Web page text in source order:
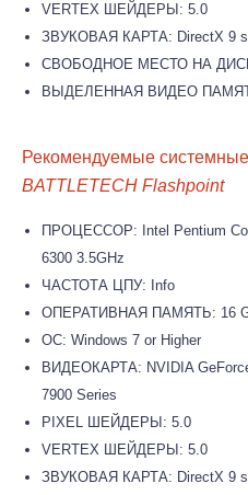
VERTEX ШЕЙДЕРЫ: 5.0
ЗВУКОВАЯ КАРТА: DirectX 9
СВОБОДНОЕ МЕСТО НА
ВЫДЕЛЕННАЯ ВИДЕО
Рекомендуемые
BATTLETECH Flashpoint
ПРОЦЕССОР: Intel Pentium
6300 3.5GHz
ЧАСТОТА ЦПУ: Info
ОПЕРАТИВНАЯ ПАМЯТЬ: 16
ОС: Windows 7 or Higher
ВИДЕОКАРТА: NVIDIA
7900 Series
PIXEL ШЕЙДЕРЫ: 5.0
VERTEX ШЕЙДЕРЫ: 5.0
ЗВУКОВАЯ КАРТА: DirectX 9